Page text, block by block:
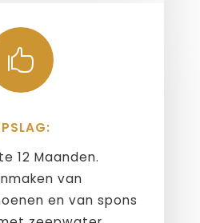

12 Maanden.
van
en van spons